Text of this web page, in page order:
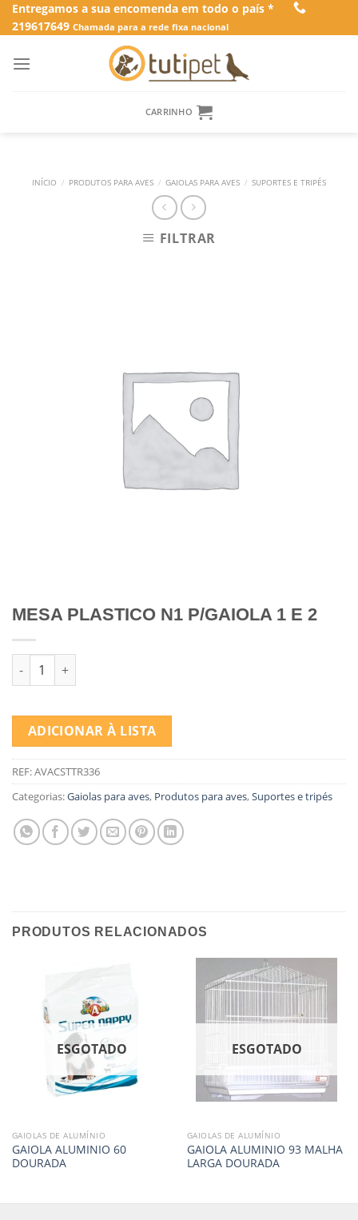
SkipEntregamos a sua encomenda em todo o país *
219617649 Chamada para a rede fixa nacional
CARRINHO
INÍCIO / PRODUTOS PARA AVES / GAIOLAS PARA AVES / SUPORTES E TRIPÉS
FILTRAR
MESA PLASTICO N1 P/GAIOLA 1 E 2
Quantidade de MESA PLASTICO N1 P/GAIOLA 1 E 2
ADICIONAR À LISTA
REF:AVACSTTR336
Categorias:Gaiolas para aves, Produtos para aves,Suportes e tripés
PRODUTOS RELACIONADOS
ESGOTADO
GAIOLAS DE ALUMÍNIO
GAIOLA ALUMINIO 60
DOURADA
ESGOTADO
GAIOLAS DE ALUMÍNIO
GAIOLA ALUMINIO 93 MALHA
LARGA DOURADA